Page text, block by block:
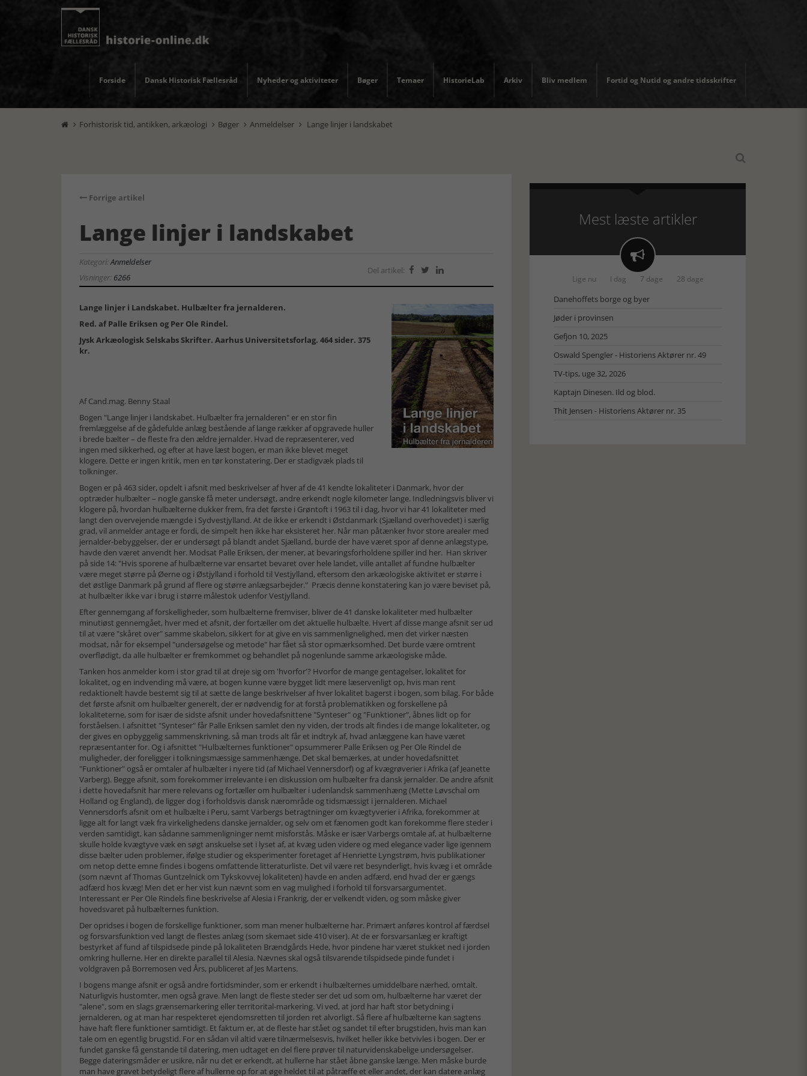
Forside Dansk Historisk Fællesråd Nyheder og aktiviteter Bøger Temaer HistorieLab Arkiv Bliv medlem Fortid og Nutid og andre tidsskrifter
 Forhistorisk tid, antikken, arkæologi  Bøger  Anmeldelser  Lange linjer i landskabet

Forrige artikel
Lange linjer i landskabet
Kategori:Anmeldelser
Visninger: 6266
Del artikel:   
Lange linjer i Landskabet. Hulbælter fra jernalderen.
Red. af Palle Eriksen og Per Ole Rindel.
Jysk Arkæologisk Selskabs Skrifter. Aarhus Universitetsforlag. 464 sider. 375
kr.
Af Cand.mag. Benny Staal
Bogen "Lange linjer i landskabet. Hulbælter fra jernalderen" er en stor fin
fremlæggelse af de gådefulde anlæg bestående af lange rækker af opgravede huller
i brede bælter – de fleste fra den ældre jernalder. Hvad de repræsenterer, ved
ingen med sikkerhed, og efter at have læst bogen, er man ikke blevet meget
klogere. Dette er ingen kritik, men en tør konstatering. Der er stadigvæk plads til
tolkninger.
Bogen er på 463 sider, opdelt i afsnit med beskrivelser af hver af de 41 kendte lokaliteter i Danmark, hvor der
optræder hulbælter – nogle ganske få meter undersøgt, andre erkendt nogle kilometer lange. Indledningsvis bliver vi
klogere på, hvordan hulbælterne dukker frem, fra det første i Grøntoft i 1963 til i dag, hvor vi har 41 lokaliteter med
langt den overvejende mængde i Sydvestjylland. At de ikke er erkendt i Østdanmark (Sjælland overhovedet) i særlig
grad, vil anmelder antage er fordi, de simpelt hen ikke har eksisteret her. Når man påtænker hvor store arealer med
jernalder-bebyggelser, der er undersøgt på blandt andet Sjælland, burde der have været spor af denne anlægstype,
havde den været anvendt her. Modsat Palle Eriksen, der mener, at bevaringsforholdene spiller ind her. Han skriver
på side 14: "Hvis sporene af hulbælterne var ensartet bevaret over hele landet, ville antallet af fundne hulbælter
være meget større på Øerne og i Østjylland i forhold til Vestjylland, eftersom den arkæologiske aktivitet er større i
det østlige Danmark på grund af flere og større anlægsarbejder." Præcis denne konstatering kan jo være beviset på,
at hulbælter ikke var i brug i større målestok udenfor Vestjylland.
Efter gennemgang af forskelligheder, som hulbælterne fremviser, bliver de 41 danske lokaliteter med hulbælter
minutiøst gennemgået, hver med et afsnit, der fortæller om det aktuelle hulbælte. Hvert af disse mange afsnit ser ud
til at være "skåret over" samme skabelon, sikkert for at give en vis sammenlignelighed, men det virker næsten
modsat, når for eksempel "undersøgelse og metode" har fået så stor opmærksomhed. Det burde være omtrent
overflødigt, da alle hulbælter er fremkommet og behandlet på nogenlunde samme arkæologiske måde.
Tanken hos anmelder kom i stor grad til at dreje sig om 'hvorfor'? Hvorfor de mange gentagelser, lokalitet for
lokalitet, og en indvending må være, at bogen kunne være bygget lidt mere læservenligt op, hvis man rent
redaktionelt havde bestemt sig til at sætte de lange beskrivelser af hver lokalitet bagerst i bogen, som bilag. For både
det første afsnit om hulbælter generelt, der er nødvendig for at forstå problematikken og forskellene på
lokaliteterne, som for især de sidste afsnit under hovedafsnittene "Synteser" og "Funktioner", åbnes lidt op for
forståelsen. I afsnittet "Synteser" får Palle Eriksen samlet den ny viden, der trods alt findes i de mange lokaliteter, og
der gives en opbyggelig sammenskrivning, så man trods alt får et indtryk af, hvad anlæggene kan have været
repræsentanter for. Og i afsnittet "Hulbælternes funktioner" opsummerer Palle Eriksen og Per Ole Rindel de
muligheder, der foreligger i tolkningsmæssige sammenhænge. Det skal bemærkes, at under hovedafsnittet
"Funktioner" også er omtaler af hulbælter i nyere tid (af Michael Vennersdorf) og af kvægrøverier i Afrika (af Jeanette
Varberg). Begge afsnit, som forekommer irrelevante i en diskussion om hulbælter fra dansk jernalder. De andre afsnit
i dette hovedafsnit har mere relevans og fortæller om hulbælter i udenlandsk sammenhæng (Mette Løvschal om
Holland og England), de ligger dog i forholdsvis dansk nærområde og tidsmæssigt i jernalderen. Michael
Vennersdorfs afsnit om et hulbælte i Peru, samt Varbergs betragtninger om kvægtyverier i Afrika, forekommer at
ligge alt for langt væk fra virkelighedens danske jernalder, og selv om et fænomen godt kan forekomme flere steder i
verden samtidigt, kan sådanne sammenligninger nemt misforstås. Måske er især Varbergs omtale af, at hulbælterne
skulle holde kvægtyve væk en søgt anskuelse set i lyset af, at kvæg uden videre og med elegance vader lige igennem
disse bælter uden problemer, ifølge studier og eksperimenter foretaget af Henriette Lyngstrøm, hvis publikationer
om netop dette emne findes i bogens omfattende litteraturliste. Det vil være ret besynderligt, hvis kvæg i et område
(som nævnt af Thomas Guntzelnick om Tykskovvej lokaliteten) havde en anden adfærd, end hvad der er gængs
adfærd hos kvæg! Men det er her vist kun nævnt som en vag mulighed i forhold til forsvarsargumentet.
Interessant er Per Ole Rindels fine beskrivelse af Alesia i Frankrig, der er velkendt viden, og som måske giver
hovedsvaret på hulbælternes funktion.
Der opridses i bogen de forskellige funktioner, som man mener hulbælterne har. Primært anføres kontrol af færdsel
og forsvarsfunktion ved langt de flestes anlæg (som skemaet side 410 viser). At de er forsvarsanlæg er kraftigt
bestyrket af fund af tilspidsede pinde på lokaliteten Brændgårds Hede, hvor pindene har været stukket ned i jorden
omkring hullerne. Her en direkte parallel til Alesia. Nævnes skal også tilsvarende tilspidsede pinde fundet i
voldgraven på Borremosen ved Års, publiceret af Jes Martens.
I bogens mange afsnit er også andre fortidsminder, som er erkendt i hulbælternes umiddelbare nærhed, omtalt.
Naturligvis hustomter, men også grave. Men langt de fleste steder ser det ud som om, hulbælterne har været der
"alene", som en slags grænsemarkering eller territorital-markering. Vi ved, at jord har haft stor betydning i
jernalderen, og at man har respekteret ejendomsretten til jorden ret alvorligt. Så flere af hulbælterne kan sagtens
have haft flere funktioner samtidigt. Et faktum er, at de fleste har stået og sandet til efter brugstiden, hvis man kan
tale om en egentlig brugstid. For en sådan vil altid være tilnærmelsesvis, hvilket heller ikke betvivles i bogen. Der er
fundet ganske få genstande til datering, men udtaget en del flere prøver til naturvidenskabelige undersøgelser.
Begge dateringsmåder er usikre, når nu det er erkendt, at hullerne har stået åbne ganske længe. Men måske burde
man have gravet betydeligt flere af hullerne op for at øge heldet til at påtræffe et eller andet, der kan datere anlæg
Mest læste artikler

Lige nu I dag 7 dage 28 dage
Danehoffets borge og byer
Jøder i provinsen
Gefjon 10, 2025
Oswald Spengler - Historiens Aktører nr. 49
TV-tips, uge 32, 2026
Kaptajn Dinesen. Ild og blod.
Thit Jensen - Historiens Aktører nr. 35